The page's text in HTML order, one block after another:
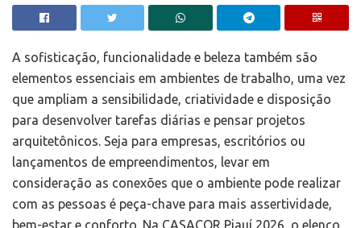
A sofisticação, funcionalidade e beleza também são
elementos essenciais em ambientes de trabalho, uma vez
que ampliam a sensibilidade, criatividade e disposição
para desenvolver tarefas diárias e pensar projetos
arquitetônicos. Seja para empresas, escritórios ou
lançamentos de empreendimentos, levar em
consideração as conexões que o ambiente pode realizar
com as pessoas é peça-chave para mais assertividade,
bem-estar e conforto. Na CASACOR Piauí 2026, o elenco